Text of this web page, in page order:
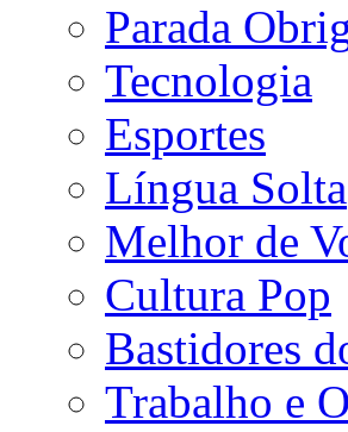
Parada
Tecnologia
Esportes
Língua Solta
Melhor de
Cultura Pop
Bastidores
Trabalho e